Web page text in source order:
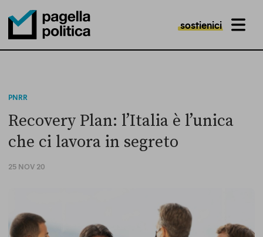
Pagella Politica Logo
sostienici MENU
PNRR
Recovery Plan: l’Italia è l’unica
che ci lavora in segreto
25 NOV 20